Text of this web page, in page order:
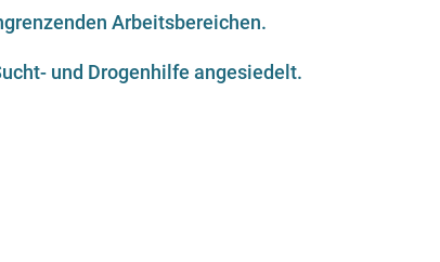
Arbeitsbereichen.
und Drogenhilfe angesiedelt.